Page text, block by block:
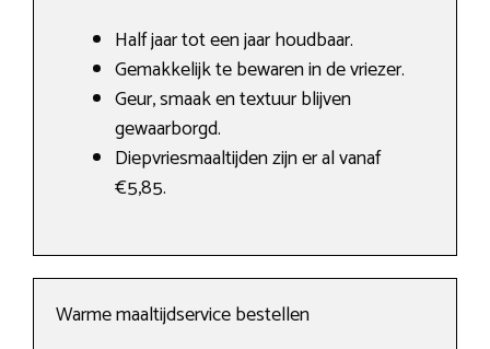
Half jaar tot een jaar houdbaar.
Gemakkelijk te bewaren in de vriezer.
Geur, smaak en textuur blijven
gewaarborgd.
Diepvriesmaaltijden zijn er al vanaf
€5,85.
Warme maaltijdservice bestellen